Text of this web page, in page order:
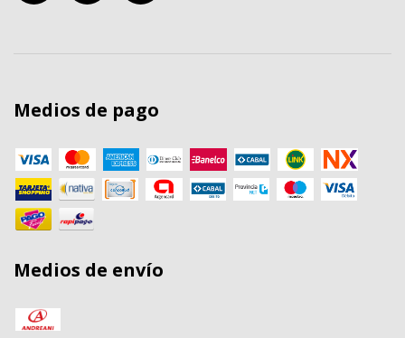
Medios de pago
Medios de envío